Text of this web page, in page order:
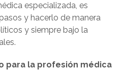
especializada, es
y hacerlo de manera
y siempre bajo la
para la profesión médica